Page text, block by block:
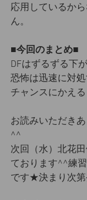
応用しているか
ん。
■今回のまとめ■
DFはずるずる下
恐怖は迅速に対
チャンスにかえる
お読みいただき
^^
次回（水）北花
ております^^練
です★決まり次第